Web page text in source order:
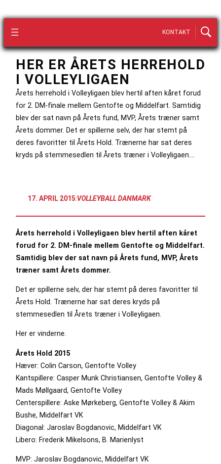
KONTAKT
HER ER ÅRETS HERREHOLD
I VOLLEYLIGAEN
Årets herrehold i Volleyligaen blev hertil aften kåret forud
for 2. DM-finale mellem Gentofte og Middelfart. Samtidig
blev der sat navn på Årets fund, MVP, Årets træner samt
Årets dommer. Det er spillerne selv, der har stemt på
deres favoritter til Årets Hold. Trænerne har sat deres
kryds på stemmesedlen til Årets træner i Volleyligaen.…
17. APRIL 2015:VOLLEYBALL DANMARK
Årets herrehold i Volleyligaen blev hertil aften kåret
forud for 2. DM-finale mellem Gentofte og Middelfart.
Samtidig blev der sat navn på Årets fund, MVP, Årets
træner samt Årets dommer.
Det er spillerne selv, der har stemt på deres favoritter til
Årets Hold. Trænerne har sat deres kryds på
stemmesedlen til Årets træner i Volleyligaen.
Her er vinderne.
Årets Hold 2015
Hæver: Colin Carson, Gentofte Volley
Kantspillere: Casper Munk Christiansen, Gentofte Volley &
Mads Møllgaard, Gentofte Volley
Centerspillere: Aske Mørkeberg, Gentofte Volley & Akim
Bushe, Middelfart VK
Diagonal: Jaroslav Bogdanovic, Middelfart VK
Libero: Frederik Mikelsons, B. Marienlyst
MVP: Jaroslav Bogdanovic, Middelfart VK